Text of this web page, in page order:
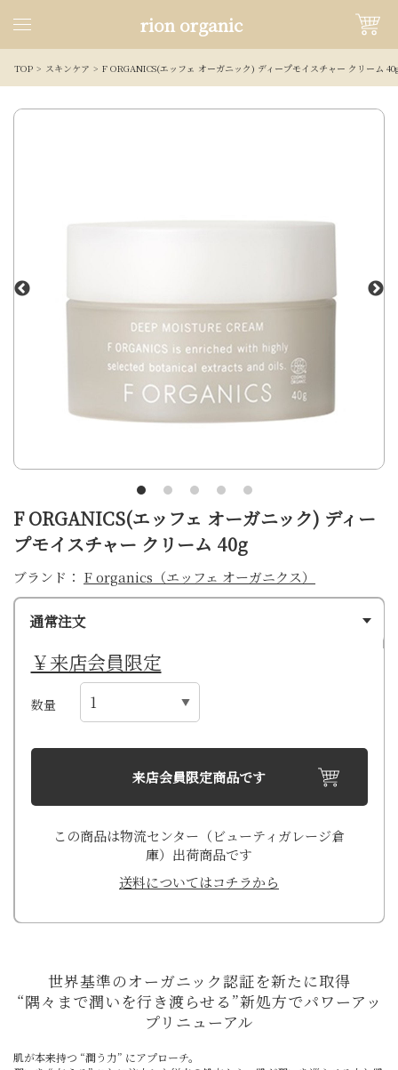
rion organic
TOP スキンケア F ORGANICS(エッフェ オーガニック) ディープモイスチャー クリーム
F ORGANICS(エッフェ オーガニック) ディー
プモイスチャー クリーム 40g
ブランド： F organics（エッフェ オーガニクス）
通常注文
￥来店会員限定
数量
来店会員限定商品です
この商品は物流センター（ビューティガレージ倉
庫）出荷商品です
送料についてはコチラから
世界基準のオーガニック認証を新たに取得
“隅々まで潤いを行き渡らせる”新処方でパワーアッ
プリニューアル
肌が本来持つ “潤う力” にアプローチ。